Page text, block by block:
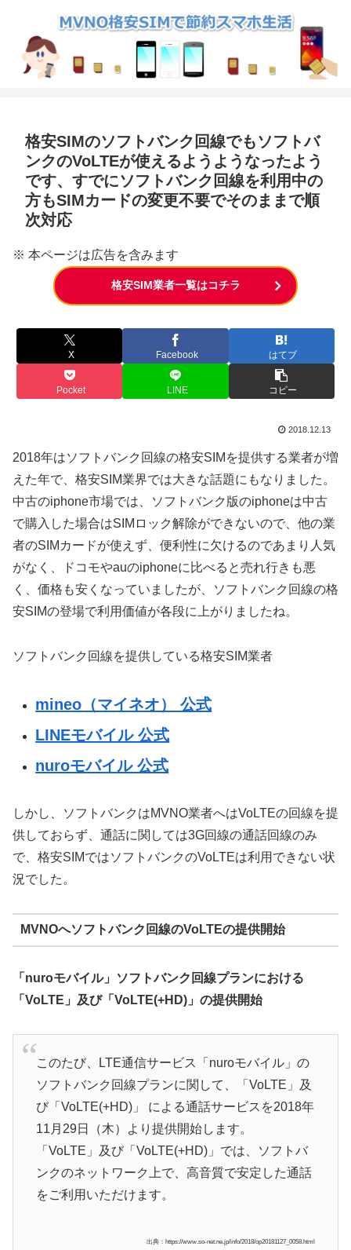
格安SIMのソフトバンク回線でもソフトバ
ンクのVoLTEが使えるようようなったよう
です、すでにソフトバンク回線を利用中の
方もSIMカードの変更不要でそのままで順
次対応
※ 本ページは広告を含みます
格安SIM業者一覧はコチラ
X Facebook はてブ
Pocket LINE コピー
2018.12.13
2018年はソフトバンク回線の格安SIMを提供する業者が増
えた年で、格安SIM業界では大きな話題にもなりました。
中古のiphone市場では、ソフトバンク版のiphoneは中古
で購入した場合はSIMロック解除ができないので、他の業
者のSIMカードが使えず、便利性に欠けるのであまり人気
がなく、ドコモやauのiphoneに比べると売れ行きも悪
く、価格も安くなっていましたが、ソフトバンク回線の格
安SIMの登場で利用価値が各段に上がりましたね。
ソフトバンク回線を提供している格安SIM業者
mineo（マイネオ） 公式
LINEモバイル 公式
nuroモバイル 公式
しかし、ソフトバンクはMVNO業者へはVoLTEの回線を提
供しておらず、通話に関しては3G回線の通話回線のみ
で、格安SIMではソフトバンクのVoLTEは利用できない状
況でした。
MVNOへソフトバンク回線のVoLTEの提供開始
「nuroモバイル」ソフトバンク回線プランにおける
「VoLTE」及び「VoLTE(+HD)」の提供開始
このたび、LTE通信サービス「nuroモバイル」の
ソフトバンク回線プランに関して、「VoLTE」及
び「VoLTE(+HD)」 による通話サービスを2018年
11月29日（木）より提供開始します。
「VoLTE」及び「VoLTE(+HD)」では、ソフトバ
ンクのネットワーク上で、高音質で安定した通話
をご利用いただけます。
出典：https://www.so-net.ne.jp/info/2018/op20181127_0058.html